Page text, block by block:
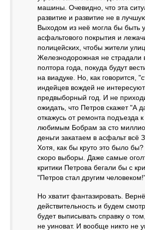
машины. Очевидно, что эта
развитие и развитие не в
Выходом из неё могла бы быть
асфальтового покрытия и
полицейских, чтобы жители
Железнодорожная не страдали
полтора года, покуда будут
на виадуке. Но, как говорится,
индейцев вождей не
предвыборный год. И не
ожидать, что Петров скажет "А
откажусь от ремонта подъезда
любимым Бобрам за сто
деньги закатаем в асфальт всё
Хотя, как бы круто это было
скоро выборы. Даже самые
критики Петрова бегали бы с
"Петров стал другим
Но хватит фантазировать.
действительность и будем
будет выписывать справку о
не уиноват. И вообще никто не